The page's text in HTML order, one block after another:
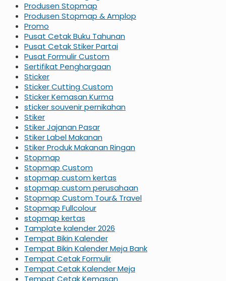
Produsen Stopmap
Produsen Stopmap & Amplop
Promo
Pusat Cetak Buku Tahunan
Pusat Cetak Stiker Partai
Pusat Formulir Custom
Sertifikat Penghargaan
Sticker
Sticker Cutting Custom
Sticker Kemasan Kurma
sticker souvenir pernikahan
Stiker
Stiker Jajanan Pasar
Stiker Label Makanan
Stiker Produk Makanan Ringan
Stopmap
Stopmap Custom
stopmap custom kertas
stopmap custom perusahaan
Stopmap Custom Tour& Travel
Stopmap Fullcolour
stopmap kertas
Tamplate kalender 2026
Tempat Bikin Kalender
Tempat Bikin Kalender Meja Bank
Tempat Cetak Formulir
Tempat Cetak Kalender Meja
Tempat Cetak Kemasan